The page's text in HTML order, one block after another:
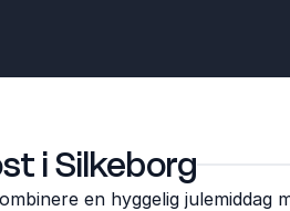
i Silkeborg
en hyggelig julemiddag